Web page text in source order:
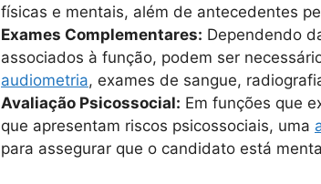
físicas e mentais, além de antecedentes
Exames Complementares: Dependendo
associados à função, podem ser
audiometria, exames de sangue,
Avaliação Psicossocial: Em funções que
que apresentam riscos psicossociais, uma
para assegurar que o candidato está